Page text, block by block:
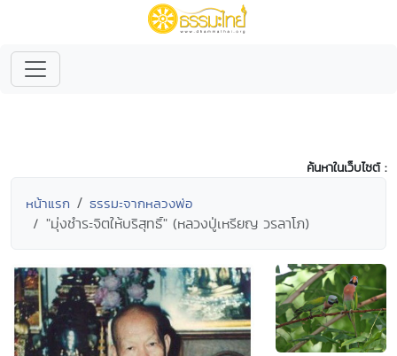
ค้นหาในเว็บไซต์ :
หน้าแรก ธรรมะจากหลวงพ่อ
"มุ่งชำระจิตให้บริสุทธิ์" (หลวงปู่เหรียญ วรลาโภ)